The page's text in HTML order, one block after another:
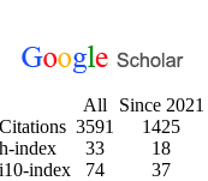
All
Since 2021
Citations 3591
1425
h-index
33
18
i10-index
74 37